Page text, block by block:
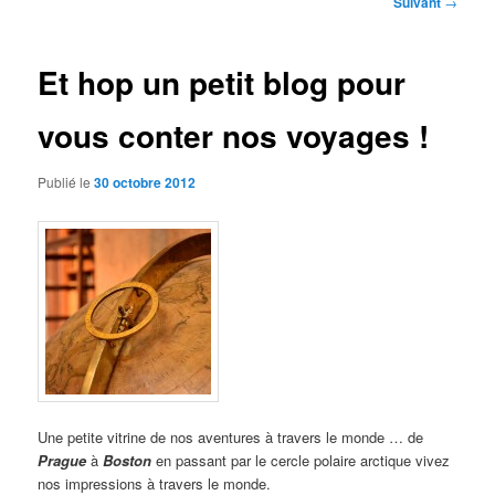
Et hop un petit blog pour
vous conter nos voyages !
Publié le30 octobre 2012
Une petite vitrine de nos aventures à travers le monde … de
Prague àBoston en passant par le cercle polaire arctique vivez
nos impressions à travers le monde.